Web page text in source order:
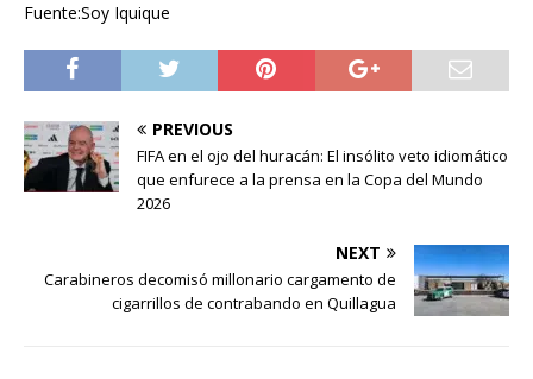
Fuente:Soy Iquique
PREVIOUS
FIFA en el ojo del huracán: El insólito veto idiomático
que enfurece a la prensa en la Copa del Mundo
2026
NEXT
Carabineros decomisó millonario cargamento de
cigarrillos de contrabando en Quillagua